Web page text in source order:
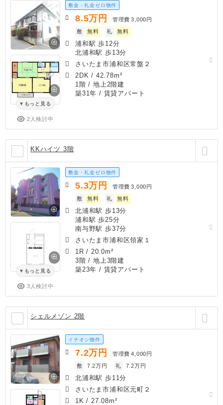
もっと見る
2人検討中
敷金・礼金ゼロ物件
8.5万円 管理費 3,000円
敷
無料 礼 無料
浦和駅 歩12分
北浦和駅 歩13分
さいたま市浦和区常盤２
2DK / 42.78m²
1階 / 地上2階建
築31年 / 賃貸アパート
KKハイツ 3階
もっと見る
3人検討中
敷金・礼金ゼロ物件
5.3万円 管理費 3,000円
敷
無料 礼 無料
北浦和駅 歩13分
浦和駅 歩25分
南与野駅 歩37分
さいたま市浦和区領家１
1R / 20.0m²
3階 / 地上3階建
築23年 / 賃貸アパート
シェルメゾン 2階
イチオシ物件
7.2万円 管理費 4,000円
敷
7.2万円 礼 7.2万円
北浦和駅 歩11分
さいたま市浦和区元町２
1K / 27.08m²